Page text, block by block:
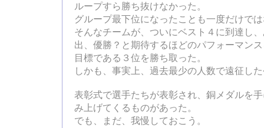
ループすら勝ち抜けなかった。
グループ最下位になったことも一度だけで
そんなチームが、ついにベスト４に到達し
出、優勝？と期待するほどのパフォーマン
目標である３位を勝ち取った。
しかも、事実上、過去最少の人数で遠征し
表彰式で選手たちが表彰され、銅メダルを
み上げてくるものがあった。
でも、まだ、我慢しておこう。